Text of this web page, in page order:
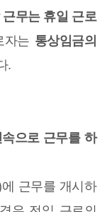
무는 휴일 근로
자는 통상임금의
.
으로 근무를 하
근무를 개시하